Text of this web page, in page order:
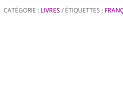
CATÉGORIE : LIVRES ÉTIQUETTES :